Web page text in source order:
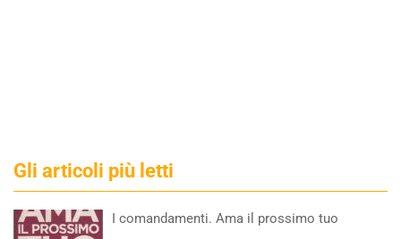
Gli articoli più letti
I comandamenti. Ama il prossimo tuo